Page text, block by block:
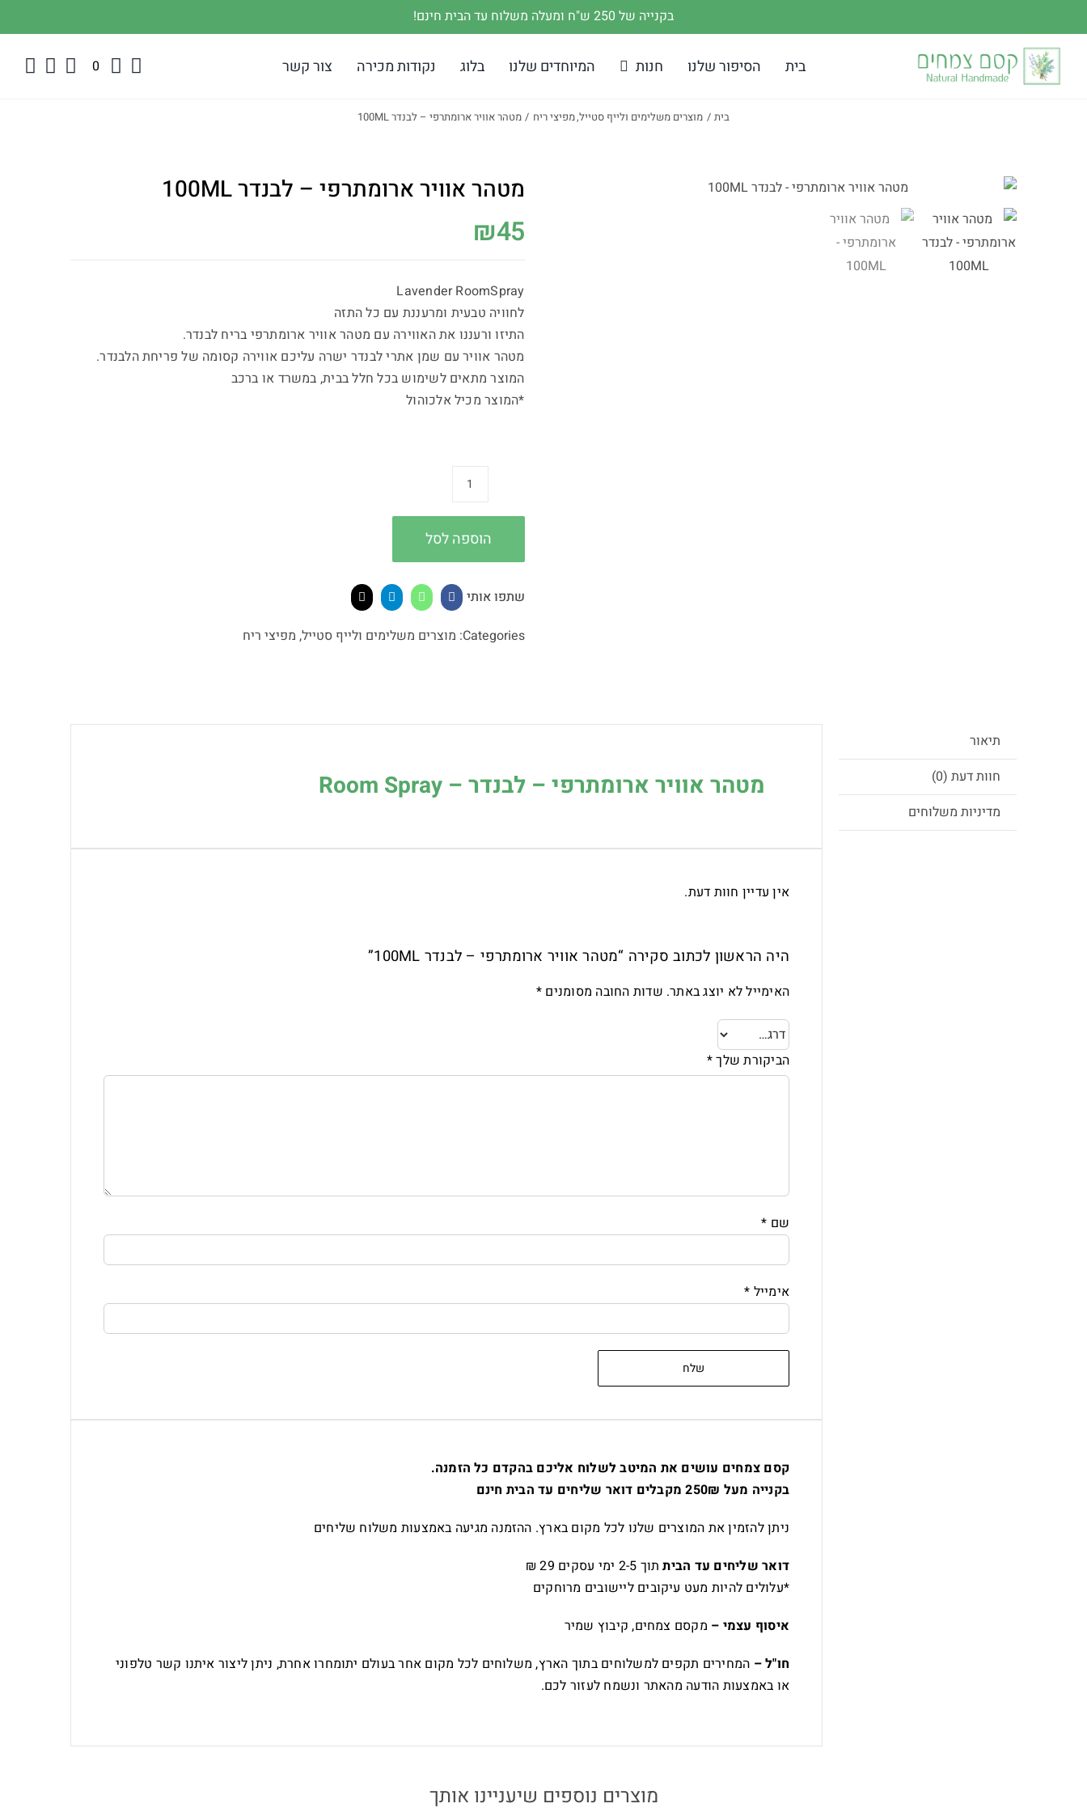
לתוכן
בקנייה של 250 ש"ח ומעלה משלוח עד הבית חינם!
בית הסיפור שלנו חנות המיוחדים שלנו בלוג נקודות מכירה צור קשר 0
בית מוצרים משלימים ולייף סטייל מפיצי ריח מטהר אוויר ארומתרפי – לבנדר 100ML
מטהר אוויר ארומתרפי – לבנדר 100ML
₪45
Lavender RoomSpray
לחוויה טבעית ומרעננת עם כל התזה
התיזו ורעננו את האווירה עם מטהר אוויר ארומתרפי בריח לבנדר.
מטהר אוויר עם שמן אתרי לבנדר ישרה עליכם אווירה קסומה של פריחת הלבנדר.
המוצר מתאים לשימוש בכל חלל בבית, במשרד או ברכב
*המוצר מכיל אלכוהול
כמות
של
מטהר
-
100ML
הוספה לסל
שתפו אותי
Categories: מוצרים משלימים ולייף סטייל, מפיצי ריח
תיאור
חוות דעת (0)
מדיניות משלוחים
מטהר אוויר ארומתרפי – לבנדר – Room Spray
אין עדיין חוות דעת.
היה הראשון לכתוב סקירה “מטהר אוויר ארומתרפי – לבנדר 100ML”
האימייל לא יוצג באתר. שדות החובה מסומנים *
הביקורת שלך*
שם *
אימייל *
קסם צמחים עושים את המיטב לשלוח אליכם בהקדם כל הזמנה.
בקנייה מעל 250₪ מקבלים דואר שליחים עד הבית חינם
ניתן להזמין את המוצרים שלנו לכל מקום בארץ. ההזמנה מגיעה באמצעות משלוח שליחים
דואר שליחים עד הבית תוך 2-5 ימי עסקים 29 ₪
*עלולים להיות מעט עיקובים ליישובים מרוחקים
איסוף עצמי – מקסם צמחים, קיבוץ שמיר
חו"ל – המחירים תקפים למשלוחים בתוך הארץ, משלוחים לכל מקום אחר בעולם יתומחרו אחרת, ניתן ליצור איתנו קשר טלפוני
או באמצעות הודעה מהאתר ונשמח לעזור לכם.
מוצרים נוספים שיעניינו אותך